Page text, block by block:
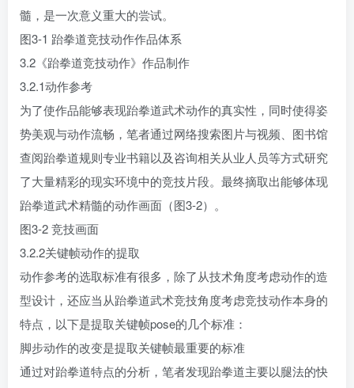
髓，是一次意义重大的尝试。
图3-1 跆拳道竞技动作作品体系
3.2《跆拳道竞技动作》作品制作
3.2.1动作参考
为了使作品能够表现跆拳道武术动作的真实性，同时使得姿
势美观与动作流畅，笔者通过网络搜索图片与视频、图书馆
查阅跆拳道规则专业书籍以及咨询相关从业人员等方式研究
了大量精彩的现实环境中的竞技片段。最终摘取出能够体现
跆拳道武术精髓的动作画面（图3-2）。
图3-2 竞技画面
3.2.2关键帧动作的提取
动作参考的选取标准有很多，除了从技术角度考虑动作的造
型设计，还应当从跆拳道武术竞技角度考虑竞技动作本身的
特点，以下是提取关键帧pose的几个标准：
脚步动作的改变是提取关键帧最重要的标准
通过对跆拳道特点的分析，笔者发现跆拳道主要以腿法的快